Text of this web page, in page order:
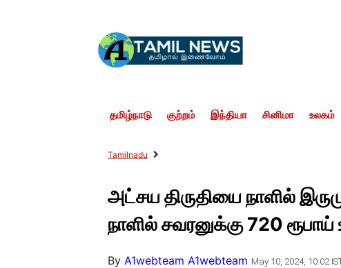
தமிழ்நாடு குற்றம் இந்தியா சினிமா உலகம்
Tamilnadu
அட்சய திருதியை நாளில்
நாளில் சவரனுக்கு 720 ரூபாய்
ByA1webteam A1webteam May 10, 2024, 10:02